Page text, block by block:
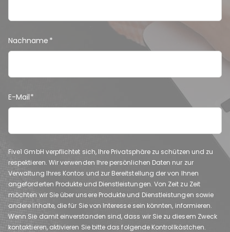
Nachname *
E-Mail*
Five1 GmbH verpflichtet sich, Ihre Privatsphäre zu schützen und zu
respektieren. Wir verwenden Ihre persönlichen Daten nur zur
Verwaltung Ihres Kontos und zur Bereitstellung der von Ihnen
angeforderten Produkte und Dienstleistungen. Von Zeit zu Zeit
möchten wir Sie über unsere Produkte und Dienstleistungen sowie
andere Inhalte, die für Sie von Interesse sein könnten, informieren.
Wenn Sie damit einverstanden sind, dass wir Sie zu diesem Zweck
kontaktieren, aktivieren Sie bitte das folgende Kontrollkästchen.